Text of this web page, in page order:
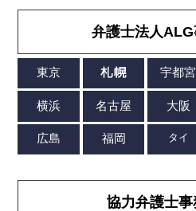
弁護士法人
協力弁護士